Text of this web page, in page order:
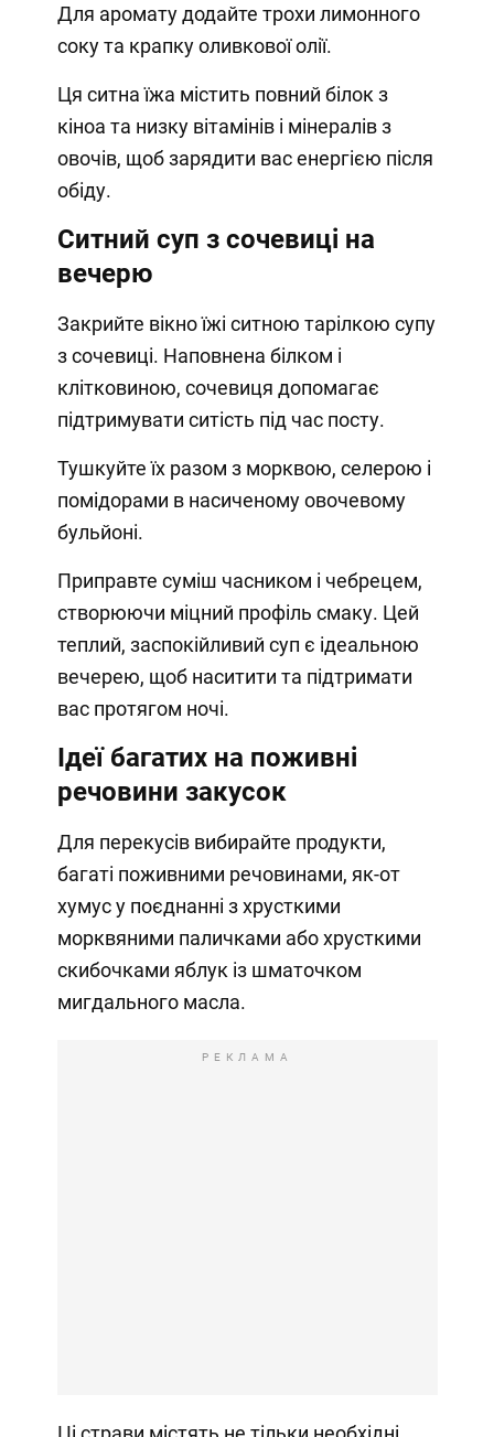
Для аромату додайте трохи лимонного
соку та крапку оливкової олії.
Ця ситна їжа містить повний білок з
кіноа та низку вітамінів і мінералів з
овочів, щоб зарядити вас енергією після
обіду.
Ситний суп з сочевиці на
вечерю
Закрийте вікно їжі ситною тарілкою супу
з сочевиці. Наповнена білком і
клітковиною, сочевиця допомагає
підтримувати ситість під час посту.
Тушкуйте їх разом з морквою, селерою і
помідорами в насиченому овочевому
бульйоні.
Приправте суміш часником і чебрецем,
створюючи міцний профіль смаку. Цей
теплий, заспокійливий суп є ідеальною
вечерею, щоб наситити та підтримати
вас протягом ночі.
Ідеї ​​багатих на поживні
речовини закусок
Для перекусів вибирайте продукти,
багаті поживними речовинами, як-от
хумус у поєднанні з хрусткими
морквяними паличками або хрусткими
скибочками яблук із шматочком
мигдального масла.
РЕКЛАМА